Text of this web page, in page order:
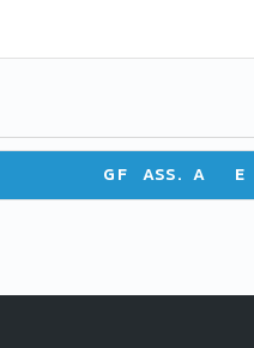
GF ASS. A E